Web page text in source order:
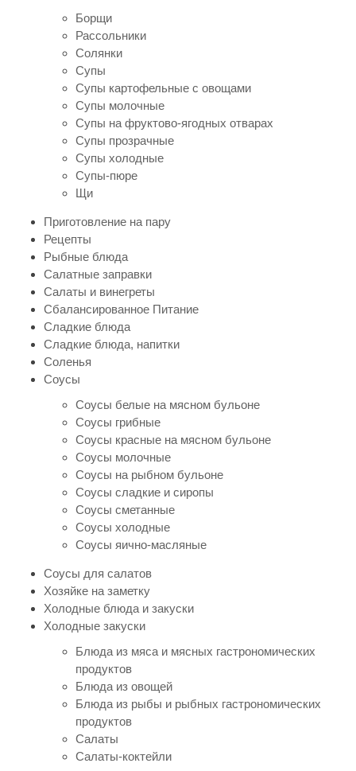
Борщи
Рассольники
Солянки
Супы
Супы картофельные с овощами
Супы молочные
Супы на фруктово-ягодных отварах
Супы прозрачные
Супы холодные
Супы-пюре
Щи
Приготовление на пару
Рецепты
Рыбные блюда
Салатные заправки
Салаты и винегреты
Сбалансированное Питание
Сладкие блюда
Сладкие блюда, напитки
Соленья
Соусы
Соусы белые на мясном бульоне
Соусы грибные
Соусы красные на мясном бульоне
Соусы молочные
Соусы на рыбном бульоне
Соусы сладкие и сиропы
Соусы сметанные
Соусы холодные
Соусы яично-масляные
Соусы для салатов
Хозяйке на заметку
Холодные блюда и закуски
Холодные закуски
Блюда из мяса и мясных гастрономических
продуктов
Блюда из овощей
Блюда из рыбы и рыбных гастрономических
продуктов
Салаты
Салаты-коктейли